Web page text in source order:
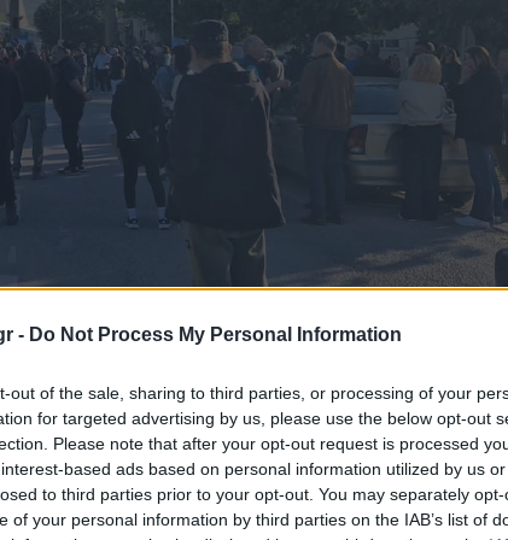
- Do Not Process My Personal Information
out of the sale, sharing to third parties, or processing of your
for targeted advertising by us, please use the below opt-out
Please note that after your opt-out request is processed
based ads based on personal information utilized by us
to third parties prior to your opt-out. You may separately
of your personal information by third parties on the IAB’s list of
του ΑΗΣ